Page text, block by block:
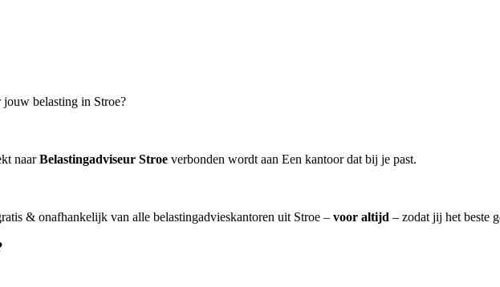
belasting in Stroe?
naarBelastingadviseur Stroe verbonden wordt aan Een kantoor dat bij je past.
& onafhankelijk van alle belastingadvieskantoren uit Stroe – voor altijd – zodat jij het beste